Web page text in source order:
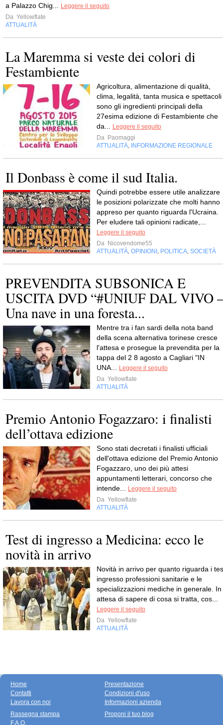
a Palazzo Chig...
Leggere il seguito
Da Yellowflate
ATTUALITÀ
La Maremma si veste dei colori di
Festambiente
Agricoltura, alimentazione di qualità,
clima, legalità, tanta musica e spettacoli
sono gli ingredienti principali della
27esima edizione di Festambiente che
da...
Leggere il seguito
Da Paomaggi
ATTUALITÀ
INFORMAZIONE REGIONALE
Il Donbass è come il sud Italia.
Quindi potrebbe essere utile analizzare
le posizioni polarizzate che molti hanno
appreso per quanto riguarda l'Ucraina.
Per eludere tali opinioni radicate,...
Leggere il seguito
Da Nicovendome55
ATTUALITÀ OPINIONI POLITICA SOCIETÀ
PREVENDITA SUBSONICA E
USCITA DVD “#UNIUF DAL VIVO
Una nave in una foresta...
Mentre tra i fan sardi della nota band
della scena alternativa torinese cresce
l'attesa e prosegue la prevendita per la
tappa del 2 8 agosto a Cagliari "IN
UNA...
Leggere il seguito
Da Yellowflate
ATTUALITÀ
Premio Antonio Fogazzaro: i finalisti
dell’ottava edizione
Sono stati decretati i finalisti ufficiali
dell'ottava edizione del Premio Antonio
Fogazzaro, uno dei più attesi
appuntamenti letterari, concorso che
intende...
Leggere il seguito
Da Yellowflate
ATTUALITÀ
Test di ingresso a Medicina: ecco le
novità in arrivo
Novità in arrivo per quanto riguarda i
ingresso professioni sanitarie e le
specializzazioni mediche in generale. In
attesa di sapere di cosa si tratta, cos...
Leggere il seguito
Da Yellowflate
ATTUALITÀ
Home
Contatti
Lavora con noi
Presentazione
Condizioni d'uso
Informazioni azienda
Rassegna stampa
F.A.Q.
Proponi il tuo blog